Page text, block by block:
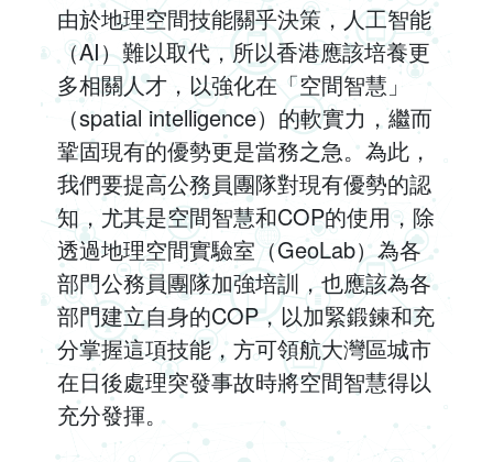
由於地理空間技能關乎決策，人工智能
（AI）難以取代，所以香港應該培養更
多相關人才，以強化在「空間智慧」
（spatial intelligence）的軟實力，繼而
鞏固現有的優勢更是當務之急。為此，
我們要提高公務員團隊對現有優勢的認
知，尤其是空間智慧和COP的使用，除
透過地理空間實驗室（GeoLab）為各
部門公務員團隊加強培訓，也應該為各
部門建立自身的COP，以加緊鍛鍊和充
分掌握這項技能，方可領航大灣區城市
在日後處理突發事故時將空間智慧得以
充分發揮。